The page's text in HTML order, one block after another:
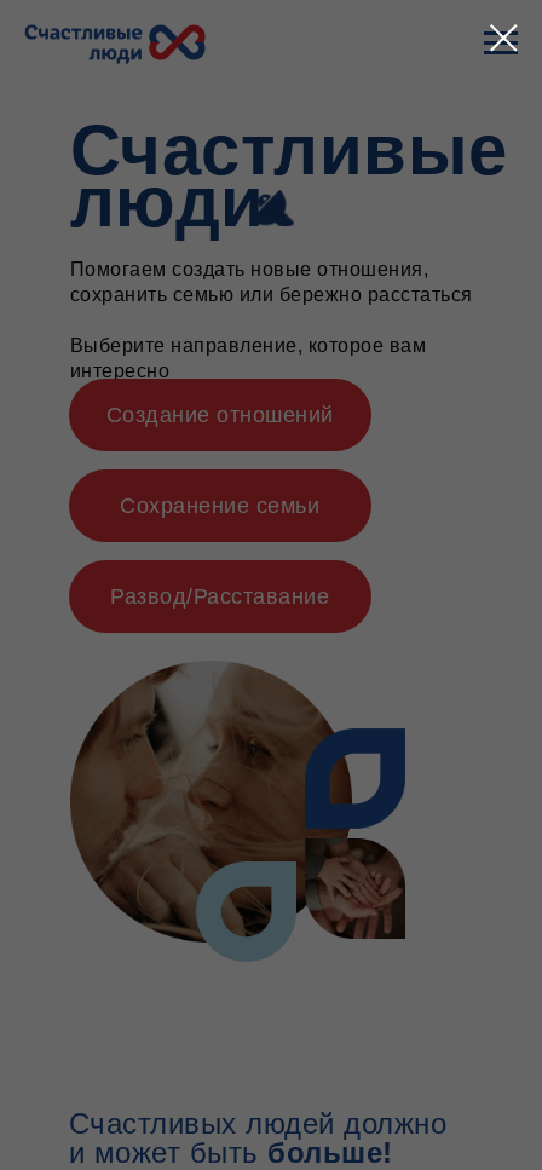
Помогаем создать новые отношения,
сохранить семью или бережно расстаться
Выберите направление, которое вам
интересно
Создание отношений
Развод/Расставание
Сохранение семьи
Счастливые
люди
Счастливых людей должно
и может быть больше!